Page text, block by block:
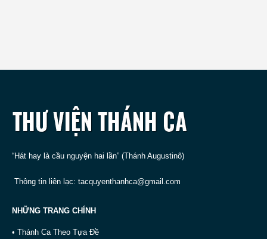
“Hát hay là cầu nguyện hai lần” (Thánh Augustinô)
Thông tin liên lạc: tacquyenthanhca@gmail.com
NHỮNG TRANG CHÍNH
• Thánh Ca Theo Tựa Đề